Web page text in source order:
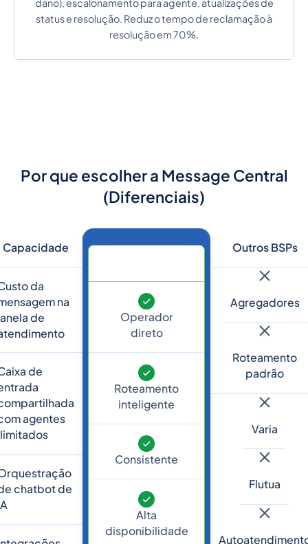
dano), escalonamento para agente, atualizações de
status e resolução. Reduz o tempo de reclamação à
resolução em 70%.
Por que escolher a Message Central
(Diferenciais)
Capacidade
da
na
de
de
agentes
chatbot de
Operador
direto
Roteamento
inteligente
Consistente
Alta
disponibilidade
Outros BSPs
Agregadores
Roteamento
padrão
Varia
Flutua